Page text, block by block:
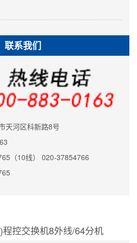
联系我们
天河区科新路8号
（10线） 020-37854766
控交换机8外线/64分机